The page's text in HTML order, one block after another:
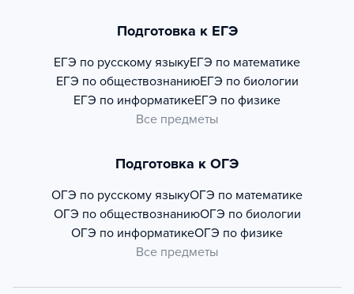
Подготовка к ЕГЭ
ЕГЭ по русскому языкуЕГЭ по математике
ЕГЭ по обществознаниюЕГЭ по биологии
ЕГЭ по информатикеЕГЭ по физике
Все предметы
Подготовка к ОГЭ
ОГЭ по русскому языкуОГЭ по математике
ОГЭ по обществознаниюОГЭ по биологии
ОГЭ по информатикеОГЭ по физике
Все предметы